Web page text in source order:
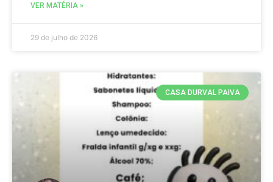
VER MATÉRIA »
29 de julho de 2026
CASA DURVAL PAIVA